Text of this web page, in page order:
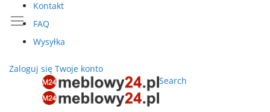
Kontakt
FAQ
Wysyłka
Zaloguj się Twoje konto
Search